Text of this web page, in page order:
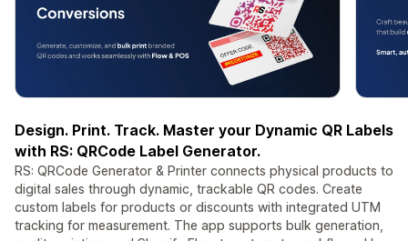
Design. Print. Track. Master your Dynamic QR Labels
with RS: QRCode Label Generator.
RS: QRCode Generator & Printer connects physical products to
digital sales through dynamic, trackable QR codes. Create
custom labels for products or discounts with integrated UTM
tracking for measurement. The app supports bulk generation,